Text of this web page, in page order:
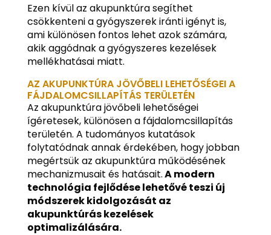
Ezen kívül az akupunktúra segíthet
csökkenteni a gyógyszerek iránti igényt is,
ami különösen fontos lehet azok számára,
akik aggódnak a gyógyszeres kezelések
mellékhatásai miatt.
AZ AKUPUNKTÚRA JÖVŐBELI LEHETŐSÉGEI A
FÁJDALOMCSILLAPÍTÁS TERÜLETÉN
Az akupunktúra jövőbeli lehetőségei
ígéretesek, különösen a fájdalomcsillapítás
területén. A tudományos kutatások
folytatódnak annak érdekében, hogy jobban
megértsük az akupunktúra működésének
mechanizmusait és hatásait.A modern
technológia fejlődése lehetővé teszi új
módszerek kidolgozását az
akupunktúrás kezelések
optimalizálására.